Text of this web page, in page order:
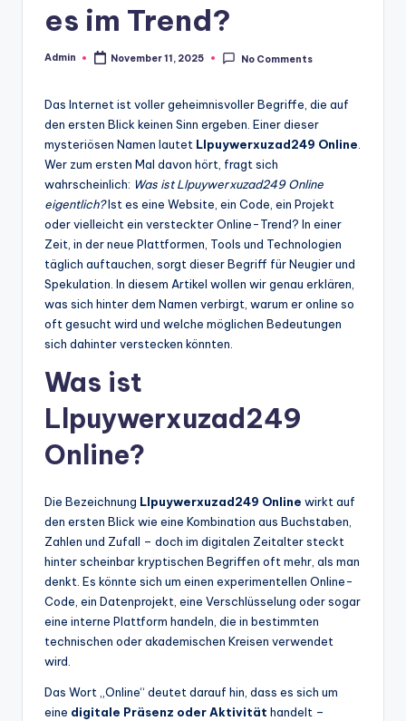
es im Trend?
Posted
Admin November 11, 2025 No Comments
Das Internet ist voller geheimnisvoller Begriffe, die auf
den ersten Blick keinen Sinn ergeben. Einer dieser
mysteriösen Namen lautet Llpuywerxuzad249 Online
Wer zum ersten Mal davon hört, fragt sich
wahrscheinlich: Was ist Llpuywerxuzad249 Online
eigentlich?Ist es eine Website, ein Code, ein Projekt
oder vielleicht ein versteckter Online-Trend? In einer
Zeit, in der neue Plattformen, Tools und Technologien
täglich auftauchen, sorgt dieser Begriff für Neugier und
Spekulation. In diesem Artikel wollen wir genau erklären,
was sich hinter dem Namen verbirgt, warum er online so
oft gesucht wird und welche möglichen Bedeutungen
sich dahinter verstecken könnten.
Was ist
Llpuywerxuzad249
Online?
Die Bezeichnung Llpuywerxuzad249 Online wirkt auf
den ersten Blick wie eine Kombination aus Buchstaben,
Zahlen und Zufall – doch im digitalen Zeitalter steckt
hinter scheinbar kryptischen Begriffen oft mehr, als man
denkt. Es könnte sich um einen experimentellen Online-
Code, ein Datenprojekt, eine Verschlüsselung oder sogar
eine interne Plattform handeln, die in bestimmten
technischen oder akademischen Kreisen verwendet
wird.
Das Wort „Online“ deutet darauf hin, dass es sich um
eine digitale Präsenz oder Aktivität handelt –